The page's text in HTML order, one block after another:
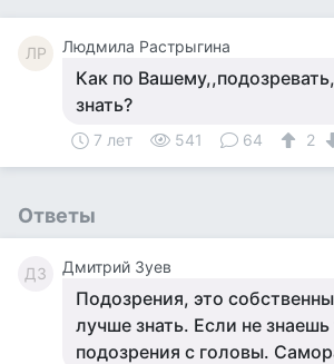
ЛР Людмила Растрыгина
Как по
знать?
7 лет 541 64 2
Ответы
ДЗ Дмитрий Зуев
Подозрения, это
лучше знать. Если не
подозрения с головы.